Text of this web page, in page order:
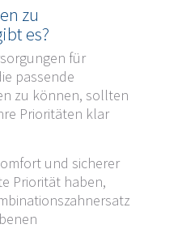
zu
es?
für
passende
zu können, sollten
Prioritäten klar
und sicherer
Priorität haben,